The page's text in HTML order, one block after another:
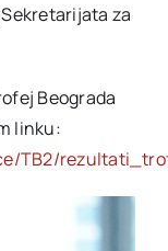
za
Beograda
linku:
TB2/